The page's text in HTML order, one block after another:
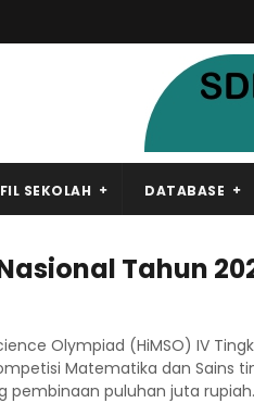
SEKOLAH DATABASE
Tahun
Olympiad (HiMSO) IV
Matematika dan Sains
pembinaan puluhan juta rupiah.